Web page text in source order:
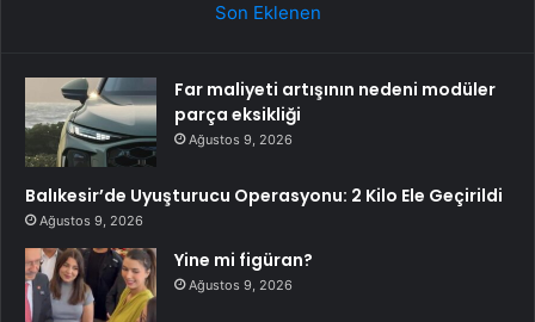
Son Eklenen
Far maliyeti artışının nedeni modüler
parça eksikliği
Ağustos 9, 2026
Balıkesir’de Uyuşturucu Operasyonu: 2 Kilo Ele Geçirildi
Ağustos 9, 2026
Yine mi figüran?
Ağustos 9, 2026